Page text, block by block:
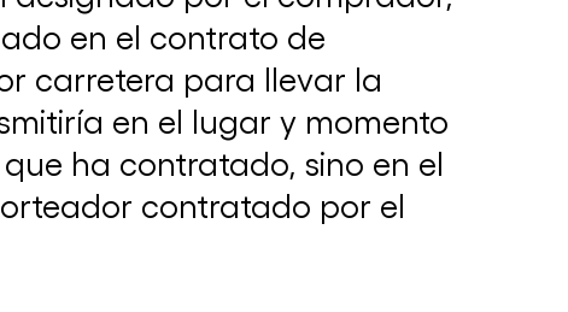
en el contrato de
carretera para llevar la
en el lugar y momento
ha contratado, sino en el
contratado por el